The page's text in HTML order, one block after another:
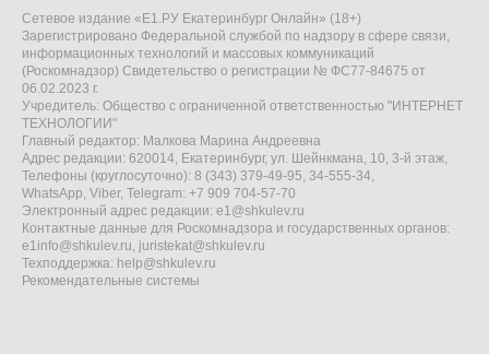
Сетевое издание «Е1.РУ Екатеринбург Онлайн» (18+)
Зарегистрировано Федеральной службой по надзору в сфере связи,
информационных технологий и массовых коммуникаций
(Роскомнадзор) Свидетельство о регистрации № ФС77-84675 от
06.02.2023 г.
Учредитель: Общество с ограниченной ответственностью "ИНТЕРНЕТ
ТЕХНОЛОГИИ"
Главный редактор: Малкова Марина Андреевна
Адрес редакции: 620014, Екатеринбург, ул. Шейнкмана, 10, 3-й этаж,
Телефоны (круглосуточно): 8 (343) 379-49-95, 34-555-34,
WhatsApp, Viber, Telegram: +7 909 704-57-70
Электронный адрес редакции: e1@shkulev.ru
Контактные данные для Роскомнадзора и государственных органов:
e1info@shkulev.ru, juristekat@shkulev.ru
Техподдержка: help@shkulev.ru
Рекомендательные системы